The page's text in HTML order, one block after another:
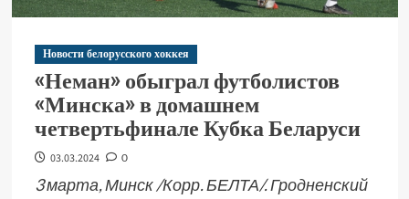
Новости белорусского хоккея
«Неман» обыграл футболистов
«Минска» в домашнем
четвертьфинале Кубка Беларуси
03.03.2024 0
3 марта, Минск /Корр. БЕЛТА/. Гродненский